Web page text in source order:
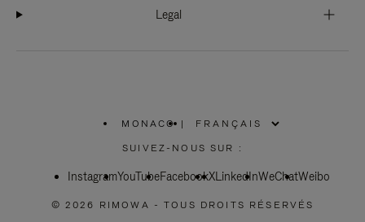
Legal
MONACO
SÉLECTIONNEZ
VOTRE
|
SUIVEZ-NOUS SUR :
InstagramYouTubeFacebookXLinkedInWeChatWeibo
© 2026 RIMOWA - TOUS DROITS RÉSERVÉS